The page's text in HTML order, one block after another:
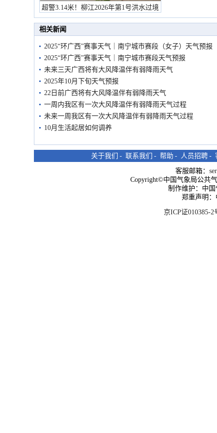
超警3.14米！柳江2026年第1号洪水过境
市民在堤岸见证汛况
相关新闻
2025“环广西”赛事天气｜南宁城市赛段（女子）天气预报
2025“环广西”赛事天气｜南宁城市赛段天气预报
未来三天广西将有大风降温伴有弱降雨天气
2025年10月下旬天气预报
22日前广西将有大风降温伴有弱降雨天气
一周内我区有一次大风降温伴有弱降雨天气过程
未来一周我区有一次大风降温伴有弱降雨天气过程
10月生活起居如何调养
关于我们 - 联系我们 - 帮助 - 人员招聘 -
客服邮箱：
Copyright©中国气象局公共
制作维护：中
郑重声明
京ICP证010385-2